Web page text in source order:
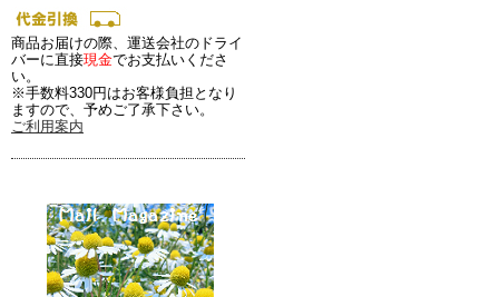
商品お届けの際、運送会社のドライ
バーに直接現金でお支払いくださ
い。
※手数料330円はお客様負担となり
ますので、予めご了承下さい。
ご利用案内